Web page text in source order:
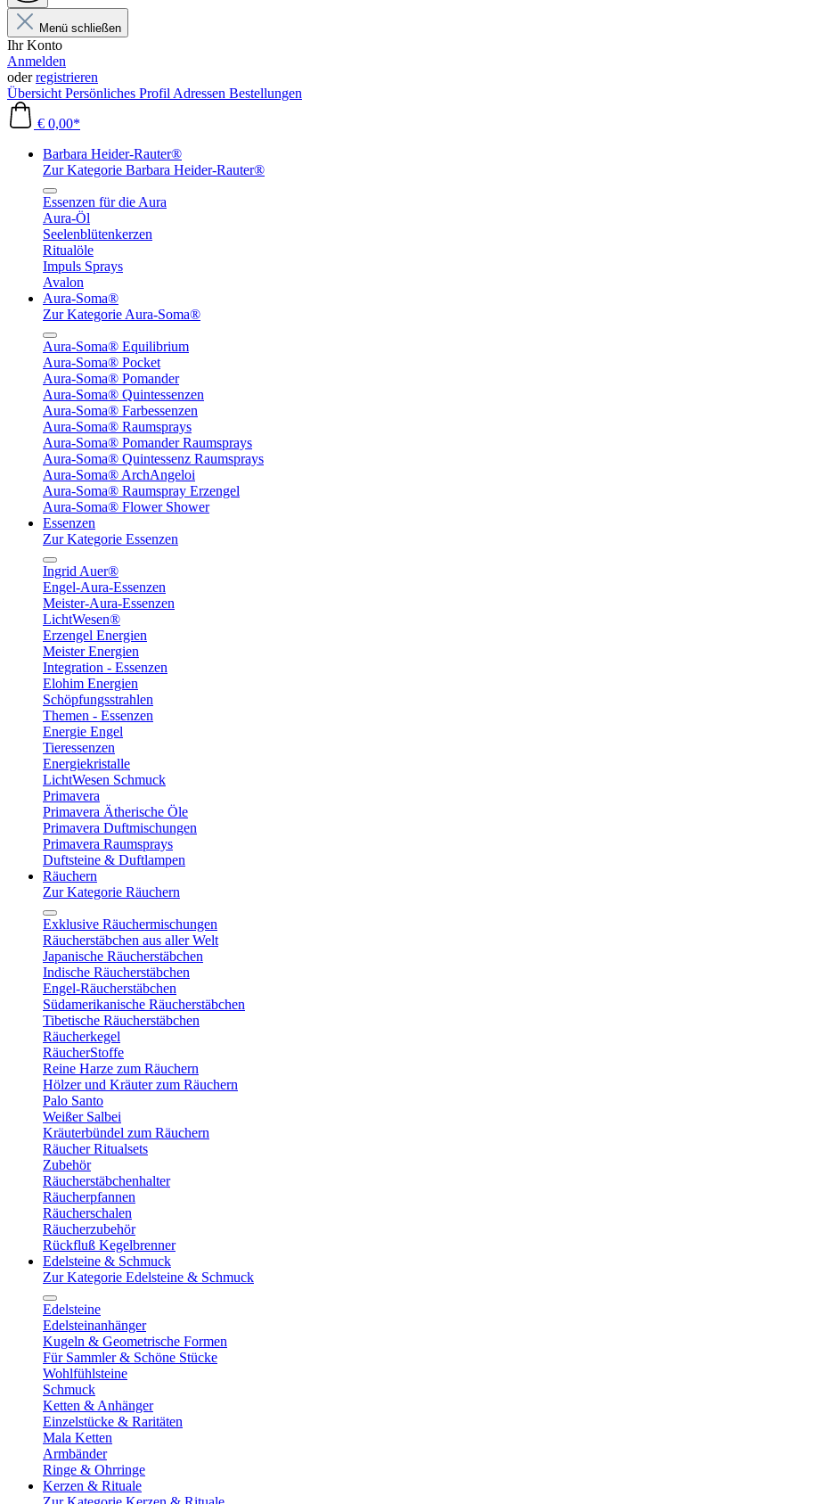
Menü schließen
Ihr Konto
Anmelden
oderregistrieren
Übersicht Persönliches Profil Adressen Bestellungen
€ 0,00*
Barbara Heider-Rauter®
Zur Kategorie Barbara Heider-Rauter®
Essenzen für die Aura
Aura-Öl
Seelenblütenkerzen
Ritualöle
Impuls Sprays
Avalon
Aura-Soma®
Zur Kategorie Aura-Soma®
Aura-Soma® Equilibrium
Aura-Soma® Pocket
Aura-Soma® Pomander
Aura-Soma® Quintessenzen
Aura-Soma® Farbessenzen
Aura-Soma® Raumsprays
Aura-Soma® Pomander Raumsprays
Aura-Soma® Quintessenz Raumsprays
Aura-Soma® ArchAngeloi
Aura-Soma® Raumspray Erzengel
Aura-Soma® Flower Shower
Essenzen
Zur Kategorie Essenzen
Ingrid Auer®
Engel-Aura-Essenzen
Meister-Aura-Essenzen
LichtWesen®
Erzengel Energien
Meister Energien
Integration - Essenzen
Elohim Energien
Schöpfungsstrahlen
Themen - Essenzen
Energie Engel
Tieressenzen
Energiekristalle
LichtWesen Schmuck
Primavera
Primavera Ätherische Öle
Primavera Duftmischungen
Primavera Raumsprays
Duftsteine & Duftlampen
Räuchern
Zur Kategorie Räuchern
Exklusive Räuchermischungen
Räucherstäbchen aus aller Welt
Japanische Räucherstäbchen
Indische Räucherstäbchen
Engel-Räucherstäbchen
Südamerikanische Räucherstäbchen
Tibetische Räucherstäbchen
Räucherkegel
RäucherStoffe
Reine Harze zum Räuchern
Hölzer und Kräuter zum Räuchern
Palo Santo
Weißer Salbei
Kräuterbündel zum Räuchern
Räucher Ritualsets
Zubehör
Räucherstäbchenhalter
Räucherpfannen
Räucherschalen
Räucherzubehör
Rückfluß Kegelbrenner
Edelsteine & Schmuck
Zur Kategorie Edelsteine & Schmuck
Edelsteine
Edelsteinanhänger
Kugeln & Geometrische Formen
Für Sammler & Schöne Stücke
Wohlfühlsteine
Schmuck
Ketten & Anhänger
Einzelstücke & Raritäten
Mala Ketten
Armbänder
Ringe & Ohrringe
Kerzen & Rituale